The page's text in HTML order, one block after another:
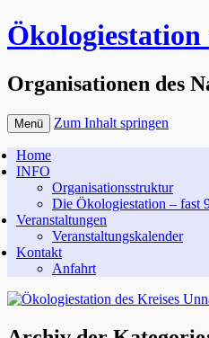
Ökologiestation
Organisationen des
Menü Zum Inhalt springen
Home
INFO
Organisationsstruktur
Die Ökologiestation – fast
Veranstaltungen
Veranstaltungskalender
Kontakt
Anfahrt